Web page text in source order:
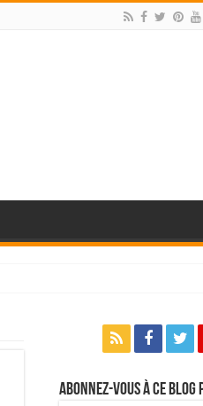
Abonnez-vous à ce blog